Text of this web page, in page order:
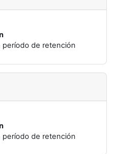
de retención
de retención